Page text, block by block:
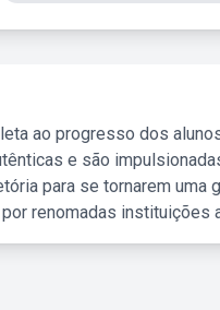
ao progresso dos
e são
para se tornarem uma
renomadas instituições